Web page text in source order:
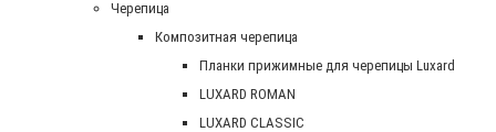
Черепица
Композитная черепица
Планки прижимные для черепицы Luxard
LUXARD ROMAN
LUXARD CLASSIC